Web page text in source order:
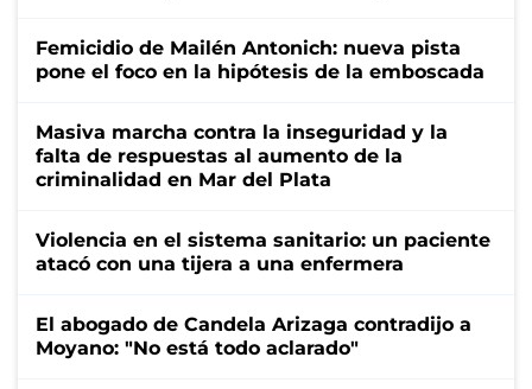
Femicidio de Mailén Antonich: nueva pista
pone el foco en la hipótesis de la emboscada
Masiva marcha contra la inseguridad y la
falta de respuestas al aumento de la
criminalidad en Mar del Plata
Violencia en el sistema sanitario: un paciente
atacó con una tijera a una enfermera
El abogado de Candela Arizaga contradijo a
Moyano: "No está todo aclarado"